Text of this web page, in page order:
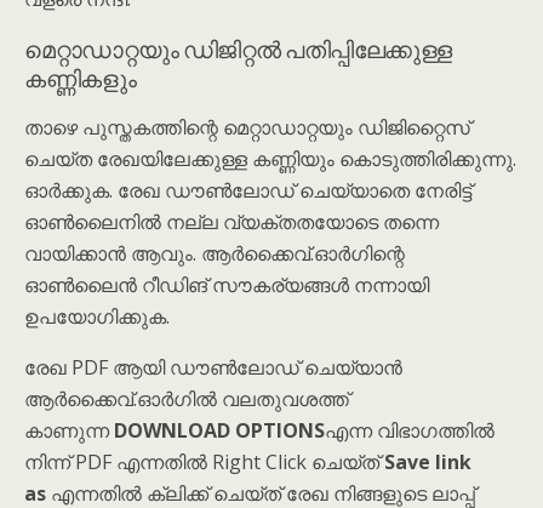
മെറ്റാഡാറ്റയും ഡിജിറ്റൽ പതിപ്പിലേക്കുള്ള
കണ്ണികളും
താഴെ പുസ്തകത്തിന്റെ മെറ്റാഡാറ്റയും ഡിജിറ്റൈസ്
ചെയ്ത രേഖയിലേക്കുള്ള കണ്ണിയും കൊടുത്തിരിക്കുന്നു.
ഓർക്കുക. രേഖ ഡൗൺലോഡ് ചെയ്യാതെ നേരിട്ട്
ഓൺലൈനിൽ നല്ല വ്യക്തതയോടെ തന്നെ
വായിക്കാൻ ആവും. ആർക്കൈവ്.ഓർഗിന്റെ
ഓൺലൈൻ റീഡിങ് സൗകര്യങ്ങൾ നന്നായി
ഉപയോഗിക്കുക.
രേഖ PDF ആയി ഡൗൺലോഡ് ചെയ്യാൻ
ആർക്കൈവ്.ഓർഗിൽ വലതുവശത്ത്
കാണുന്നDOWNLOAD OPTIONSഎന്ന വിഭാഗത്തിൽ
നിന്ന് PDF എന്നതിൽ Right Click ചെയ്ത്Save link
as എന്നതിൽ ക്ലിക്ക് ചെയ്ത് രേഖ നിങ്ങളുടെ ലാപ്പ്